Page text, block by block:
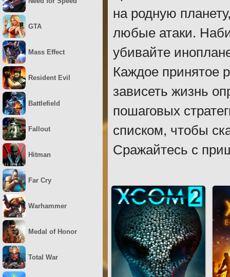
на родную
любые атаки.
убивайте
Каждое принятое
зависеть жизнь
пошаговых
списком, чтобы
Сражайтесь с
GTA
Mass Effect
Resident Evil
Battlefield
Fallout
Hitman
Far Cry
Warhammer
Medal of Honor
Total War